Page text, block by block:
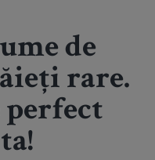
de
rare.
perfect